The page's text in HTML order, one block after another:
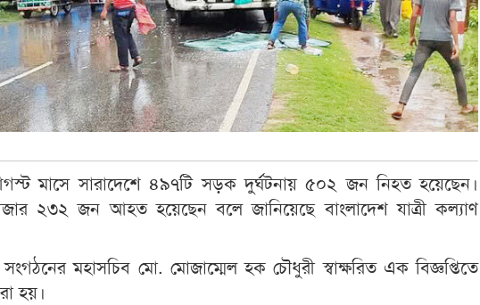
মাসে সারাদেশে ৪৯৭টি সড়ক দুর্ঘটনায় ৫০২ জন নিহত হয়েছেন।
২৩২ জন আহত হয়েছেন বলে জানিয়েছে বাংলাদেশ যাত্রী কল্যাণ
মহাসচিব মো. মোজাম্মেল হক চৌধুরী স্বাক্ষরিত এক বিজ্ঞপ্তিতে
হয়।